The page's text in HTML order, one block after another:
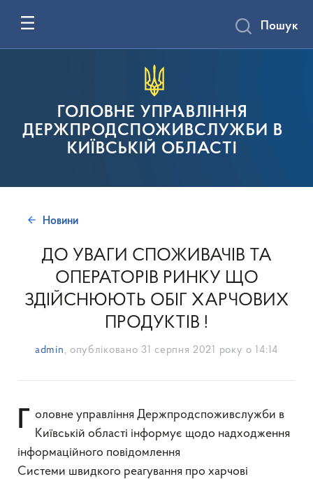
ГОЛОВНЕ УПРАВЛІННЯ
ДЕРЖПРОДСПОЖИВСЛУЖБИ В
КИЇВСЬКІЙ ОБЛАСТІ
Пошук
Новини
ДО УВАГИ СПОЖИВАЧІВ ТА
ОПЕРАТОРІВ РИНКУ ЩО
ЗДІЙСНЮЮТЬ ОБІГ ХАРЧОВИХ
ПРОДУКТІВ !
admin , опубліковано 31 серпня 2021 року о 14:14
Головне управління Держпродспоживслужби в
Київській області інформує щодо надходження
інформаційного повідомлення
Системи швидкого реагування про харчові